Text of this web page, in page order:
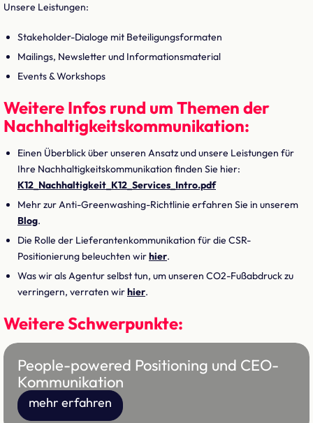
Unsere Leistungen:
Stakeholder-Dialoge mit Beteiligungsformaten
Mailings, Newsletter und Informationsmaterial
Events & Workshops
Weitere Infos rund um Themen der
Nachhaltigkeitskommunikation:
Einen Überblick über unseren Ansatz und unsere Leistungen für
Ihre Nachhaltigkeitskommunikation finden Sie hier:
K12_Nachhaltigkeit_K12_Services_Intro.pdf
Mehr zur Anti-Greenwashing-Richtlinie erfahren Sie in unserem
Blog.
Die Rolle der Lieferantenkommunikation für die CSR-
Positionierung beleuchten wirhier.
Was wir als Agentur selbst tun, um unseren CO2-Fußabdruck zu
verringern, verraten wirhier.
Weitere Schwerpunkte:
People-powered Positioning und CEO-
Kommunikation
mehr erfahren